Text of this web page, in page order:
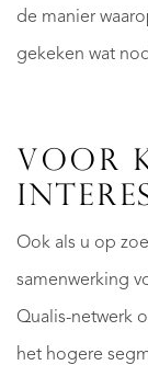
de manier
gekeken wat
VOOR
Ook als u op
samenwerking
Qualis-netwerk
het hogere